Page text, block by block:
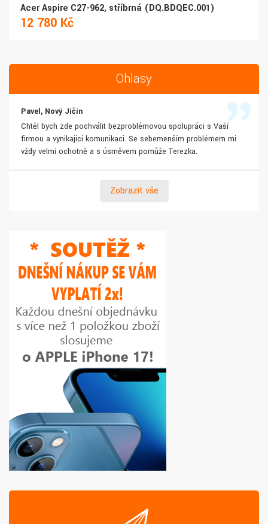
Acer Aspire C27-962, stříbrná (DQ.BDQEC.001)
12 780 Kč
Ohlasy
Pavel, Nový Jičín
Chtěl bych zde pochválit bezproblémovou spolupráci s Vaší
firmou a vynikající komunikaci. Se sebemenším problémem mi
vždy velmi ochotně a s úsměvem pomůže Terezka.
Zobrazit vše